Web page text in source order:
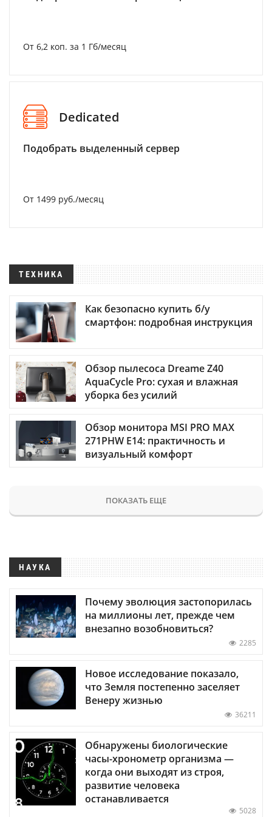
От 6,2 коп. за 1 Гб/месяц
Dedicated
Подобрать выделенный сервер
От 1499 руб./месяц
ТЕХНИКА
Как безопасно купить б/у
смартфон: подробная инструкция
Обзор пылесоса Dreame Z40
AquaCycle Pro: сухая и влажная
уборка без усилий
Обзор монитора MSI PRO MAX
271PHW E14: практичность и
визуальный комфорт
ПОКАЗАТЬ ЕЩЕ
НАУКА
Почему эволюция застопорилась
на миллионы лет, прежде чем
внезапно возобновиться?
2285
Новое исследование показало,
что Земля постепенно заселяет
Венеру жизнью
36211
Обнаружены биологические
часы-хронометр организма —
когда они выходят из строя,
развитие человека
останавливается
5028